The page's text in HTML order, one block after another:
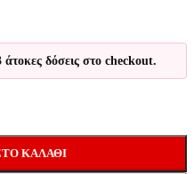
δόσεις στο checkout.
Με Λάδι Honda Africa Twin
ΚΑΛΆΘΙ